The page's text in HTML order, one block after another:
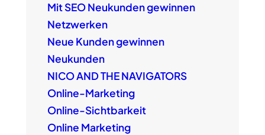
Mit SEO Neukunden gewinnen
Netzwerken
Neue Kunden gewinnen
Neukunden
NICO AND THE NAVIGATORS
Online-Marketing
Online-Sichtbarkeit
Online Marketing